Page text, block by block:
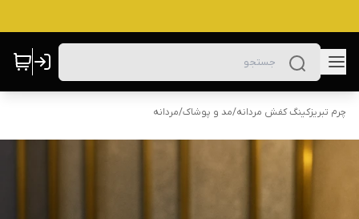
چرم تبریزکینگ کفش مردانه/مد و پوشاک/مردانه